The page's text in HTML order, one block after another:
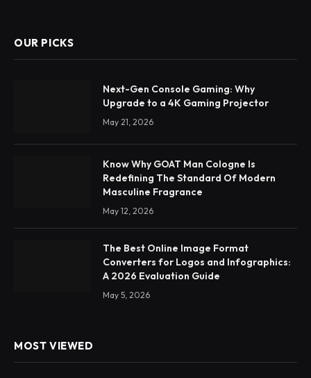
OUR PICKS
Next-Gen Console Gaming: Why
Upgrade to a 4K Gaming Projector
May 21, 2026
Know Why GOAT Man Cologne Is
Redefining The Standard Of Modern
Masculine Fragrance
May 12, 2026
The Best Online Image Format
Converters for Logos and Infographics:
A 2026 Evaluation Guide
May 5, 2026
MOST VIEWED